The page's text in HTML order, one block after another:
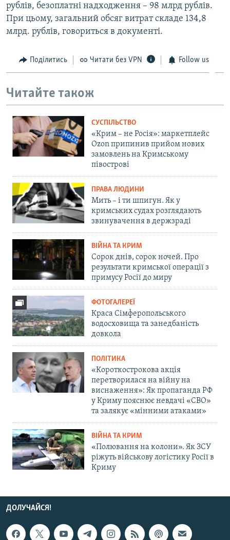
рублів, безоплатні надходження – 98 млрд рублів.
При цьому, загальний обсяг витрат складе 134,8
млрд. рублів, говориться в документі.
Поділитись Читати без VPN Follow us
Читайте також
СУСПІЛЬСТВО
«Крим – не Росія»: маркетплейс
Ozon припинив прийом нових
замовлень на Кримському
півострові
ПРАВА ЛЮДИНИ
Мить – і ти шпигун. Як у
кримських судах розглядають
звинувачення в держзраді
ВІЙНА ТА КРИМ
Сорок днів, сорок ночей. Про
результати кримської операції з
примусу Росії до миру
ФОТОГАЛЕРЕЇ
Краса Сімферопольського
водосховища та занедбаність
довкола
ПОЛІТИКА
«Короткострокова акція
перетворилася на війну на
виснаження»: Як пропаганда РФ
у Криму пояснює невдачі «СВО»
та залякує «мінними атаками»
ВІЙНА ТА КРИМ
«Полювання на колони». Як ЗСУ
ріжуть військову логістику Росії в
Криму
ДОЛУЧАЙСЯ!